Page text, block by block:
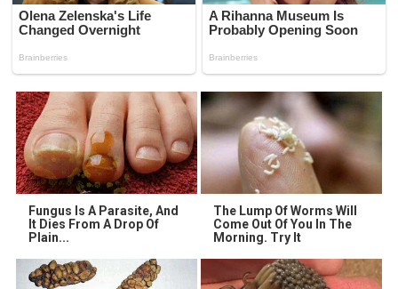
Fungus Is A Parasite, And
It Dies From A Drop Of
Plain...
The Lump Of Worms Will
Come Out Of You In The
Morning. Try It